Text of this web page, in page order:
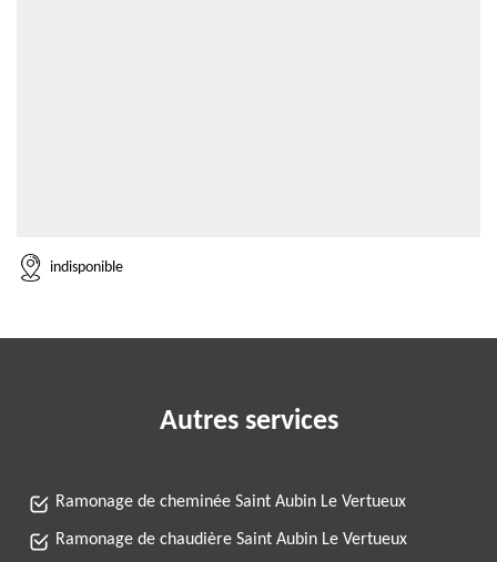
indisponible
Autres services
Ramonage de cheminée Saint Aubin Le Vertueux
Ramonage de chaudière Saint Aubin Le Vertueux